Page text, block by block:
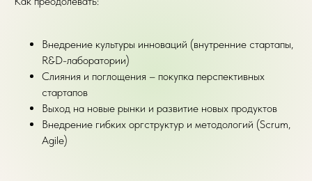
Внедрение культуры инноваций (внутренние стартапы,
R&D-лаборатории)
Слияния и поглощения – покупка перспективных
стартапов
Выход на новые рынки и развитие новых продуктов
Внедрение гибких оргструктур и методологий (Scrum,
Agile)